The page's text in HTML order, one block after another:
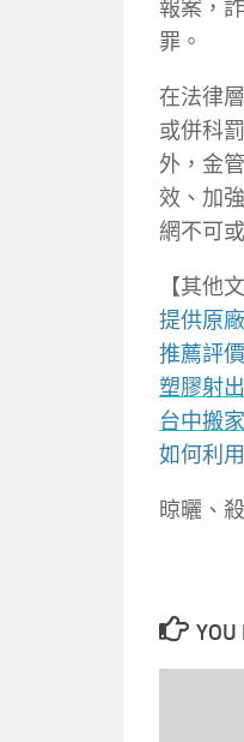
報案，
罪。
在法律
或併科
外，金
效、加
網不可
【其他
提供原
推薦評
塑膠射
台中搬家
如何利
晾曬、
YOU